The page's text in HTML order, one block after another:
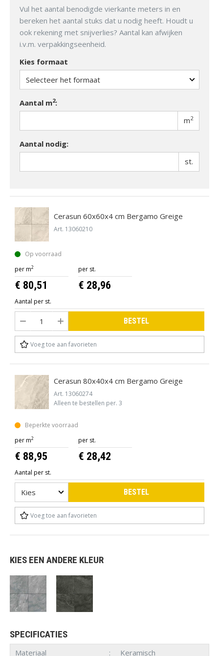
Vul het aantal benodigde vierkante meters in en
bereken het aantal stuks dat u nodig heeft. Houdt u
ook rekening met snijverlies? Aantal kan afwijken
i.v.m. verpakkingseenheid.
Kies formaat
Aantal m2:
m2
Aantal nodig:
st.
Cerasun 60x60x4 cm Bergamo Greige
Art. 13060210
Op voorraad
per m2
€ 80,51
per st.
€ 28,96
Aantal per st.
BESTEL
Voeg toe aan favorieten
Cerasun 80x40x4 cm Bergamo Greige
Art. 13060274
Alleen te bestellen per. 3
Beperkte voorraad
per m2
€ 88,95
per st.
€ 28,42
Aantal per st.
BESTEL
Voeg toe aan favorieten
KIES EEN ANDERE KLEUR
SPECIFICATIES
Materiaal Keramisch